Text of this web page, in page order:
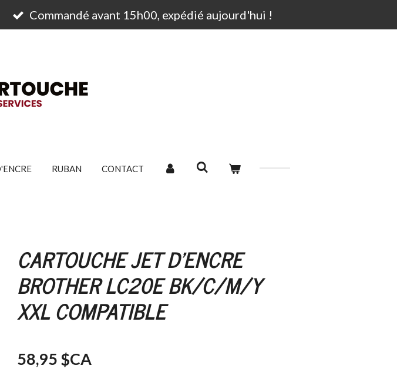
Commandé avant 15h00, expédié aujourd'hui !
RUBAN CONTACT
CARTOUCHE JET D'ENCRE
BROTHER LC20E BK/C/M/Y
XXL COMPATIBLE
58,95 $CA